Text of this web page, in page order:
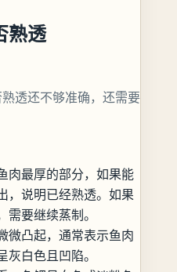
熟透
透还不够准确，还需要
肉最厚的部分，如果能
，说明已经熟透。如果
要继续蒸制。
微凸起，通常表示鱼肉
白色且凹陷。